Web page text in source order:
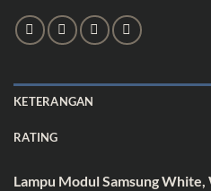
KETERANGAN
RATING
Lampu Modul Samsung